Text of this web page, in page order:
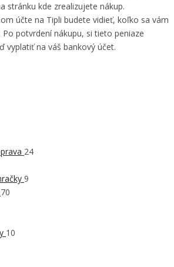
stránku kde zrealizujete nákup.
účte na Tipli budete vidieť, koľko sa vám
Po potvrdení nákupu, si tieto peniaze
vyplatiť na váš bankový účet.
24
9
70
10